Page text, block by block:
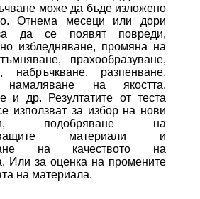
може да бъде изложено
Отнема месеци или дори
да се появят повреди,
избледняване, промяна на
прахообразуване,
набръчкване, разпенване,
намаляване на якостта,
и др. Резултатите от теста
използват за избор на нови
подобряване на
материали и
на качеството на
Или за оценка на промените
на материала.